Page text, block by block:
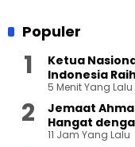
Populer
Ketua
Indonesia
Terbuka
5 Menit Yang Lalu
Jemaat
Hangat
11 Jam Yang Lalu